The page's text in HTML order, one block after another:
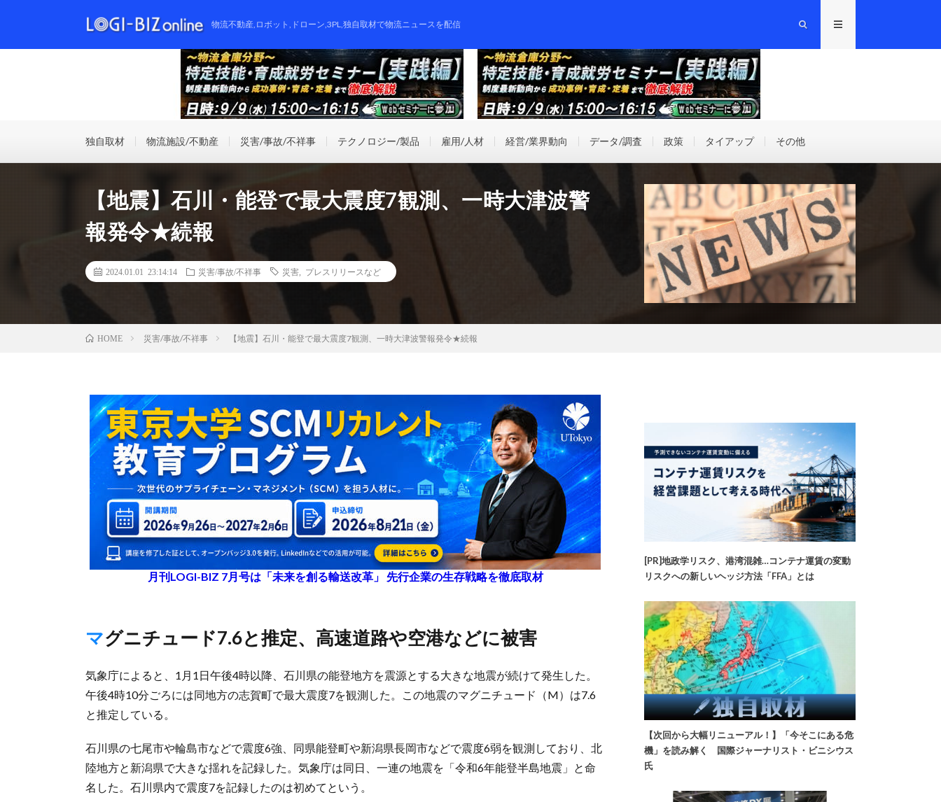
物流不動産,ロボット,ドローン,3PL,独自取材で物流ニュースを配信
独自取材 物流施設/不動産 災害/事故/不祥事 テクノロジー/製品 雇用/人材 経営/業界動向 データ/調査 政策 タイアップ その他
【地震】石川・能登で最大震度7観測、一時大津波警
報発令★続報
2024.01.01 23:14:14 災害/事故/不祥事 災害 プレスリリースなど
HOME 災害/事故/不祥事 【地震】石川・能登で最大震度7観測、一時大津波警報発令★続報
月刊LOGI-BIZ 7月号は「未来を創る輸送改革」 先行企業の生存戦略を徹底取材
マグニチュード7.6と推定、高速道路や空港などに被害
気象庁によると、1月1日午後4時以降、石川県の能登地方を震源とする大きな地震が続けて発生した。
午後4時10分ごろには同地方の志賀町で最大震度7を観測した。この地震のマグニチュード（M）は7.6
と推定している。
石川県の七尾市や輪島市などで震度6強、同県能登町や新潟県長岡市などで震度6弱を観測しており、北
陸地方と新潟県で大きな揺れを記録した。気象庁は同日、一連の地震を「令和6年能登半島地震」と命
名した。石川県内で震度7を記録したのは初めてという。
[PR]地政学リスク、港湾混雑…コンテナ運賃の変動
リスクへの新しいヘッジ方法「FFA」とは
【次回から大幅リニューアル！】「今そこにある危
機」を読み解く 国際ジャーナリスト・ビニシウス
氏